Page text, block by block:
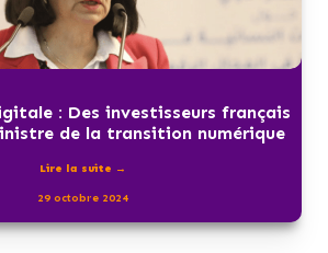
: Des investisseurs français
de la transition numérique
Lire la suite →
29 octobre 2024